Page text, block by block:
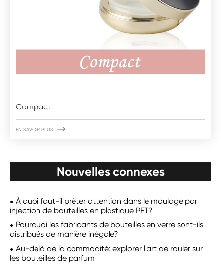
Compact
EN SAVOIR PLUS 
Nouvelles connexes
À quoi faut-il prêter attention dans le moulage par
injection de bouteilles en plastique PET?
Pourquoi les fabricants de bouteilles en verre sont-ils
distribués de manière inégale?
Au-delà de la commodité: explorer l'art de rouler sur
les bouteilles de parfum